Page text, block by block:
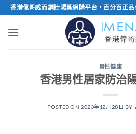
Skip
to
content
香港偉哥威而鋼壯陽藥網購平台，百分百正
男性健康
香港男性居家防治
POSTED ON 2023年12月28日 BY